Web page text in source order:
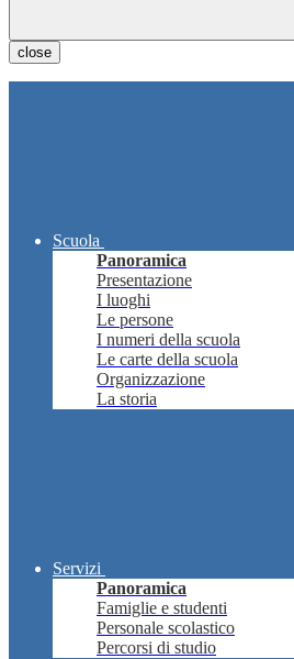
close
Scuola
Panoramica
Presentazione
I luoghi
Le persone
I numeri della scuola
Le carte della scuola
Organizzazione
La storia
Servizi
Panoramica
Famiglie e studenti
Personale scolastico
Percorsi di studio